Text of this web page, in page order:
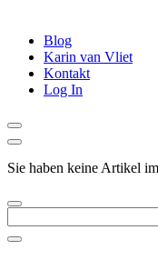
Blog
Karin van Vliet
Kontakt
Log In
Sie haben keine Artikel